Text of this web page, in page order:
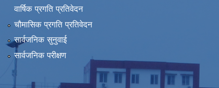
वार्षिक प्रगति प्रतिवेदन
चौमासिक प्रगति प्रतिवेदन
सार्वजनिक सुनुवाई
सार्वजनिक परीक्षण